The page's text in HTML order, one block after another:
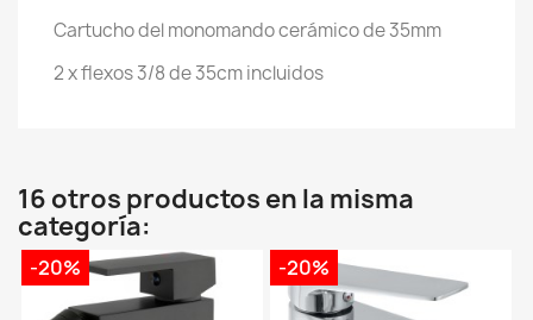
Cartucho del monomando cerámico de 35mm
2 x flexos 3/8 de 35cm incluidos
16 otros productos en la misma
categoría:
-20% -20%